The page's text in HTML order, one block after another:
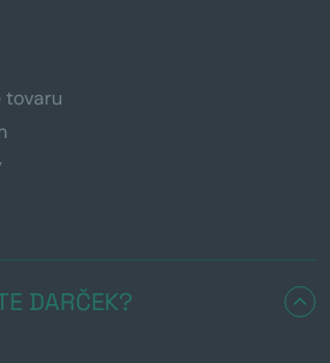
tovaru
DARČEK?